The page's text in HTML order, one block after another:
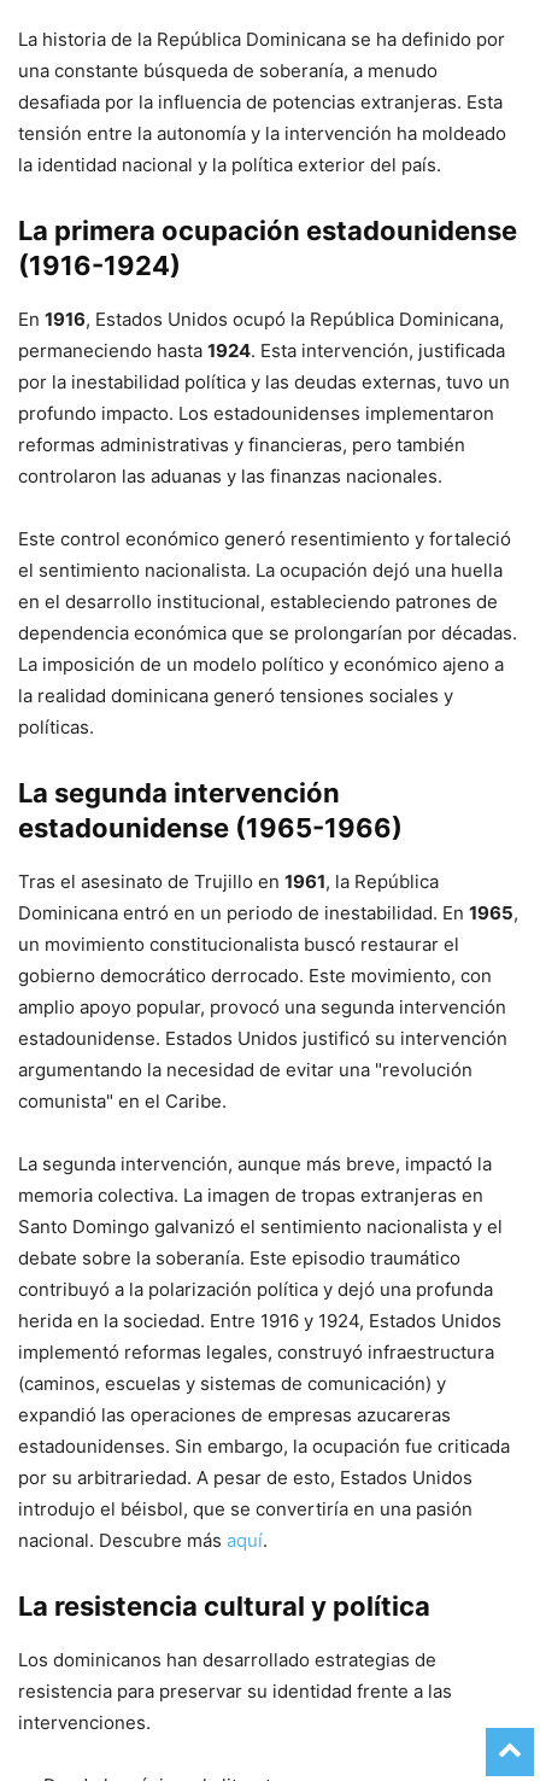
La historia de la República Dominicana se ha definido por
una constante búsqueda de soberanía, a menudo
desafiada por la influencia de potencias extranjeras. Esta
tensión entre la autonomía y la intervención ha moldeado
la identidad nacional y la política exterior del país.
La primera ocupación estadounidense
(1916-1924)
En 1916, Estados Unidos ocupó la República Dominicana,
permaneciendo hasta 1924. Esta intervención, justificada
por la inestabilidad política y las deudas externas, tuvo un
profundo impacto. Los estadounidenses implementaron
reformas administrativas y financieras, pero también
controlaron las aduanas y las finanzas nacionales.
Este control económico generó resentimiento y fortaleció
el sentimiento nacionalista. La ocupación dejó una huella
en el desarrollo institucional, estableciendo patrones de
dependencia económica que se prolongarían por décadas.
La imposición de un modelo político y económico ajeno a
la realidad dominicana generó tensiones sociales y
políticas.
La segunda intervención
estadounidense (1965-1966)
Tras el asesinato de Trujillo en 1961, la República
Dominicana entró en un periodo de inestabilidad. En 1965,
un movimiento constitucionalista buscó restaurar el
gobierno democrático derrocado. Este movimiento, con
amplio apoyo popular, provocó una segunda intervención
estadounidense. Estados Unidos justificó su intervención
argumentando la necesidad de evitar una "revolución
comunista" en el Caribe.
La segunda intervención, aunque más breve, impactó la
memoria colectiva. La imagen de tropas extranjeras en
Santo Domingo galvanizó el sentimiento nacionalista y el
debate sobre la soberanía. Este episodio traumático
contribuyó a la polarización política y dejó una profunda
herida en la sociedad. Entre 1916 y 1924, Estados Unidos
implementó reformas legales, construyó infraestructura
(caminos, escuelas y sistemas de comunicación) y
expandió las operaciones de empresas azucareras
estadounidenses. Sin embargo, la ocupación fue criticada
por su arbitrariedad. A pesar de esto, Estados Unidos
introdujo el béisbol, que se convertiría en una pasión
nacional. Descubre más aquí.
La resistencia cultural y política
Los dominicanos han desarrollado estrategias de
resistencia para preservar su identidad frente a las
intervenciones.